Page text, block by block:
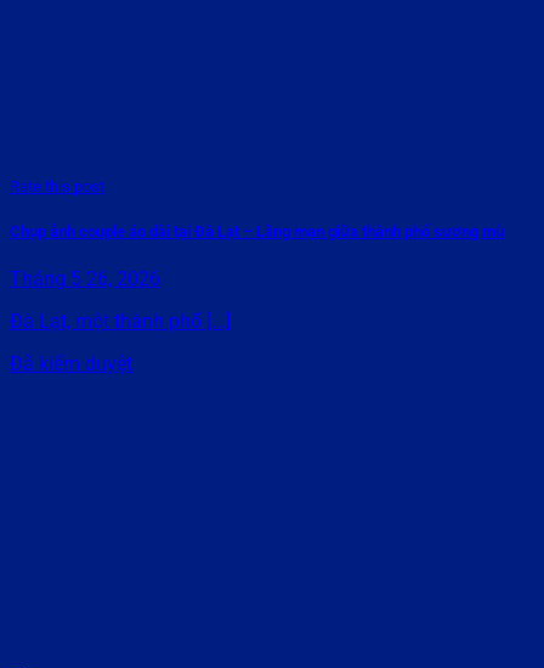
Rate this post
Chụp ảnh couple áo dài tại Đà Lạt – Lãng mạn giữa thành phố sương mù
Tháng 5 26, 2026
Đà Lạt, một thành phố [...]
Đã kiểm duyệt